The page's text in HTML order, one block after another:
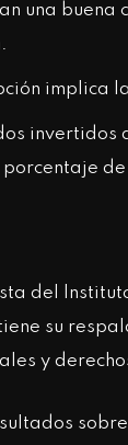
una
implica
invertidos
del
su
y